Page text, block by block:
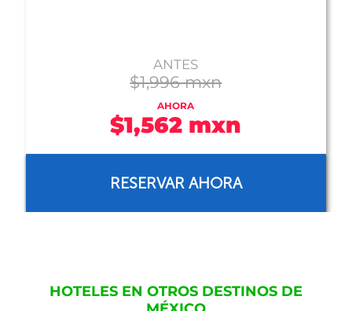
ANTES
$1,996 mxn
AHORA
$1,562 mxn
RESERVAR AHORA
HOTELES EN OTROS DESTINOS DE